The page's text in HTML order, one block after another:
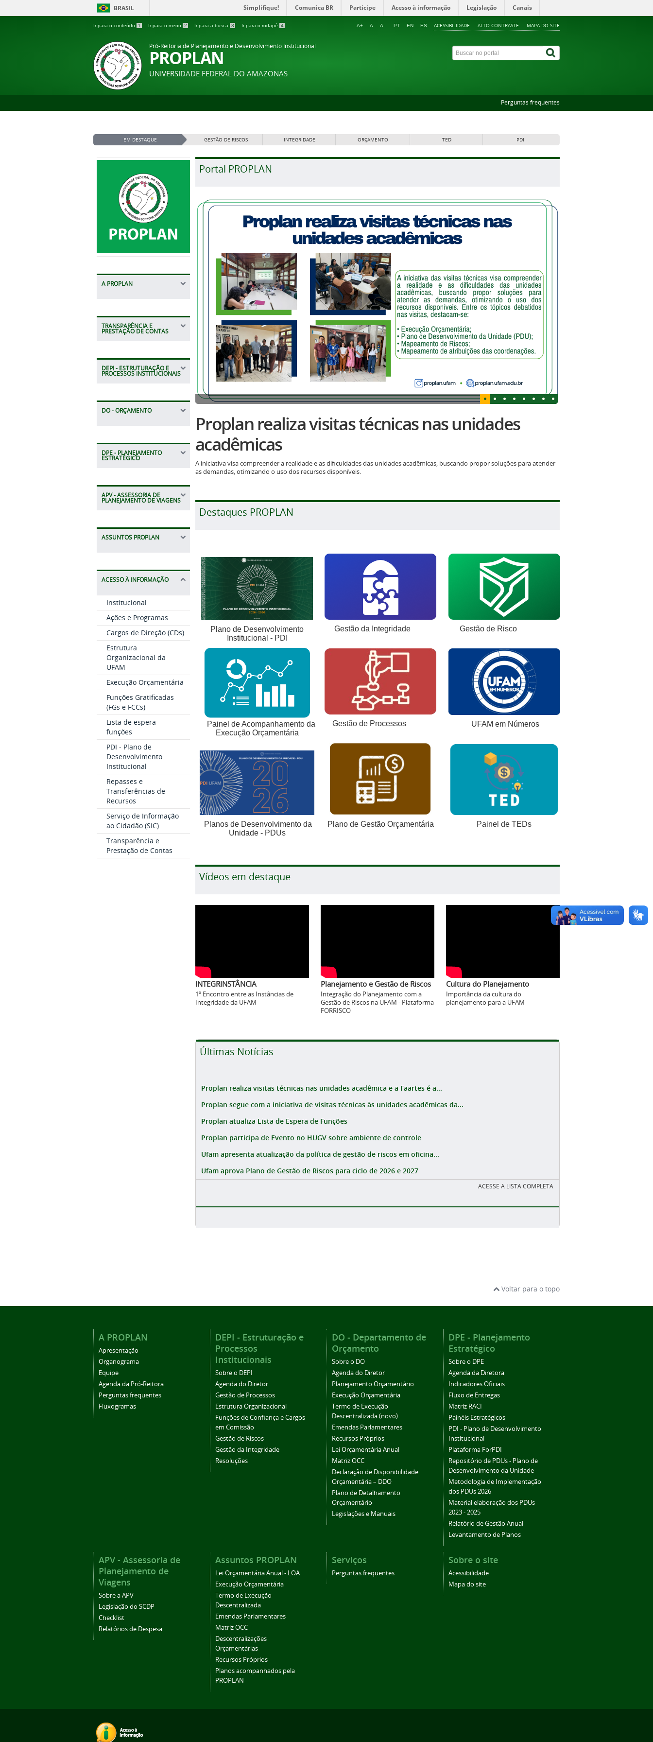
BRASIL Simplifique! Comunica BR Participe Acesso à informação Legislação Canais
Ir para o conteúdo 1 Ir para o menu 2 Ir para a busca 3 Ir para o rodapé 4 ACESSIBILIDADE ALTO CONTRASTE MAPA DO SITE
A+ A A- PT EN ES
Pró-Reitoria de Planejamento e Desenvolvimento Institucional
PROPLAN
UNIVERSIDADE FEDERAL DO AMAZONAS
Perguntas frequentes
EM DESTAQUE GESTÃO DE RISCOS INTEGRIDADE ORÇAMENTO TED PDI
A PROPLAN
TRANSPARÊNCIA E
PRESTAÇÃO DE CONTAS
DEPI - ESTRUTURAÇÃO E
PROCESSOS INSTITUCIONAIS
DO - ORÇAMENTO
DPE - PLANEJAMENTO
ESTRATÉGICO
APV - ASSESSORIA DE
PLANEJAMENTO DE VIAGENS
ASSUNTOS PROPLAN
ACESSO À INFORMAÇÃO
Institucional
Ações e Programas
Cargos de Direção (CDs)
Estrutura
Organizacional da
UFAM
Execução Orçamentária
Funções Gratificadas
(FGs e FCCs)
Lista de espera -
funções
PDI - Plano de
Desenvolvimento
Institucional
Repasses e
Transferências de
Recursos
Serviço de Informação
ao Cidadão (SIC)
Transparência e
Prestação de Contas
Portal PROPLAN
Proplan realiza visitas técnicas nas unidades
acadêmicas
A iniciativa visa compreender a realidade e as dificuldades das unidades acadêmicas, buscando propor soluções para atender
as demandas, otimizando o uso dos recursos disponíveis.
Destaques PROPLAN
Plano de Desenvolvimento
Institucional - PDI
Gestão da Integridade Gestão de Risco
Painel de Acompanhamento da
Execução Orçamentária
Gestão de Processos UFAM em Números
Planos de Desenvolvimento da
Unidade - PDUs
Plano de Gestão Orçamentária Painel de TEDs
Vídeos em destaque
INTEGRINSTÂNCIA
1º Encontro entre as Instâncias de
Integridade da UFAM
Planejamento e Gestão de Riscos
Integração do Planejamento com a
Gestão de Riscos na UFAM - Plataforma
FORRISCO
Cultura do Planejamento
Importância da cultura do
planejamento para a UFAM
Últimas Notícias
Proplan realiza visitas técnicas nas unidades acadêmica e a Faartes é a...
Proplan segue com a iniciativa de visitas técnicas às unidades acadêmicas da...
Proplan atualiza Lista de Espera de Funções
Proplan participa de Evento no HUGV sobre ambiente de controle
Ufam apresenta atualização da política de gestão de riscos em oficina...
Ufam aprova Plano de Gestão de Riscos para ciclo de 2026 e 2027
ACESSE A LISTA COMPLETA
Voltar para o topo
A PROPLAN
Apresentação
Organograma
Equipe
Agenda da Pró-Reitora
Perguntas frequentes
Fluxogramas
DEPI - Estruturação e
Processos
Institucionais
Sobre o DEPI
Agenda do Diretor
Gestão de Processos
Estrutura Organizacional
Funções de Confiança e Cargos
em Comissão
Gestão de Riscos
Gestão da Integridade
Resoluções
DO - Departamento de
Orçamento
Sobre o DO
Agenda do Diretor
Planejamento Orçamentário
Execução Orçamentária
Termo de Execução
Descentralizada (novo)
Emendas Parlamentares
Recursos Próprios
Lei Orçamentária Anual
Matriz OCC
Declaração de Disponibilidade
Orçamentária – DDO
Plano de Detalhamento
Orçamentário
Legislações e Manuais
DPE - Planejamento
Estratégico
Sobre o DPE
Agenda da Diretora
Indicadores Oficiais
Fluxo de Entregas
Matriz RACI
Painéis Estratégicos
PDI - Plano de Desenvolvimento
Institucional
Plataforma ForPDI
Repositório de PDUs - Plano de
Desenvolvimento da Unidade
Metodologia de Implementação
dos PDUs 2026
Material elaboração dos PDUs
2023 - 2025
Relatório de Gestão Anual
Levantamento de Planos
APV - Assessoria de
Planejamento de
Viagens
Sobre a APV
Legislação do SCDP
Checklist
Relatórios de Despesa
Assuntos PROPLAN
Lei Orçamentária Anual - LOA
Execução Orçamentária
Termo de Execução
Descentralizada
Emendas Parlamentares
Matriz OCC
Descentralizações
Orçamentárias
Recursos Próprios
Planos acompanhados pela
PROPLAN
Serviços
Perguntas frequentes
Sobre o site
Acessibilidade
Mapa do site